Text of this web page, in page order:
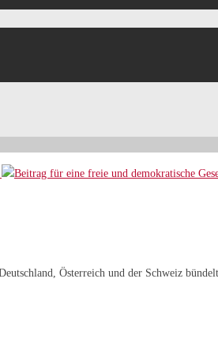
Österreich und der Schweiz